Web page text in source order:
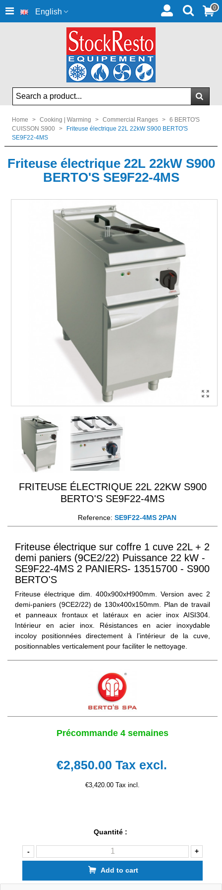
English 0
Home > Cooking | Warming > Commercial Ranges > 6 BERTO'S
CUISSON S900 >
Friteuse électrique 22L 22kW S900 BERTO'S
SE9F22-4MS
Friteuse électrique 22L 22kW S900
BERTO'S SE9F22-4MS
FRITEUSE ÉLECTRIQUE 22L 22KW S900
BERTO'S SE9F22-4MS
Reference: SE9F22-4MS 2PAN
Friteuse électrique sur coffre 1 cuve 22L + 2
demi paniers (9CE2/22) Puissance 22 kW -
SE9F22-4MS 2 PANIERS- 13515700 - S900
BERTO'S
Friteuse électrique dim. 400x900xH900mm. Version avec 2
demi-paniers (9CE2/22) de 130x400x150mm. Plan de travail
et panneaux frontaux et latéraux en acier inox AISI304.
Intérieur en acier inox. Résistances en acier inoxydable
incoloy positionnées directement à l’intérieur de la cuve,
positionnables verticalement pour faciliter le nettoyage.
Précommande 4 semaines
€2,850.00 Tax excl.
€3,420.00 Tax incl.
Quantité :
- +
Add to cart